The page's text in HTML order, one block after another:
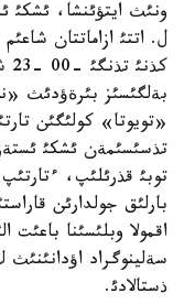
«تويوتا» كولئگئن
تذسئسئمةن ئشكئ
توبئ قذرئلئپ،
بارلئق جولدارئن
اقمولا وبلئسئنا باعئت
سةلينوگراد
ذستالادئ.